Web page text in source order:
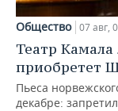
Общество 07 авг,
Театр
приобретет
Пьеса
декабре: